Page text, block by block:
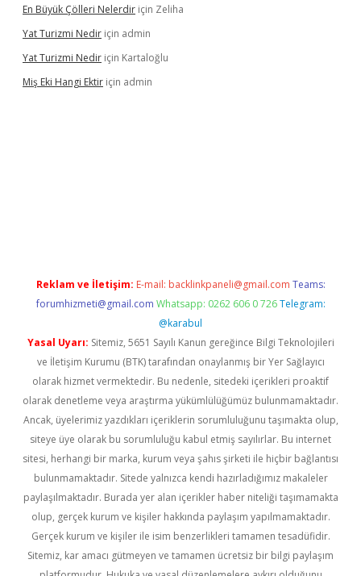
En Büyük Çölleri Nelerdir için Zeliha
Yat Turizmi Nedir için admin
Yat Turizmi Nedir için Kartaloğlu
Miş Eki Hangi Ektir için admin
Reklam ve İletişim: E-mail: backlinkpaneli@gmail.com Teams:
forumhizmeti@gmail.com Whatsapp: 0262 606 0 726 Telegram:
@karabul
Yasal Uyarı: Sitemiz, 5651 Sayılı Kanun gereğince Bilgi Teknolojileri
ve İletişim Kurumu (BTK) tarafından onaylanmış bir Yer Sağlayıcı
olarak hizmet vermektedir. Bu nedenle, sitedeki içerikleri proaktif
olarak denetleme veya araştırma yükümlülüğümüz bulunmamaktadır.
Ancak, üyelerimiz yazdıkları içeriklerin sorumluluğunu taşımakta olup,
siteye üye olarak bu sorumluluğu kabul etmiş sayılırlar. Bu internet
sitesi, herhangi bir marka, kurum veya şahıs şirketi ile hiçbir bağlantısı
bulunmamaktadır. Sitede yalnızca kendi hazırladığımız makaleler
paylaşılmaktadır. Burada yer alan içerikler haber niteliği taşımamakta
olup, gerçek kurum ve kişiler hakkında paylaşım yapılmamaktadır.
Gerçek kurum ve kişiler ile isim benzerlikleri tamamen tesadüfidir.
Sitemiz, kar amacı gütmeyen ve tamamen ücretsiz bir bilgi paylaşım